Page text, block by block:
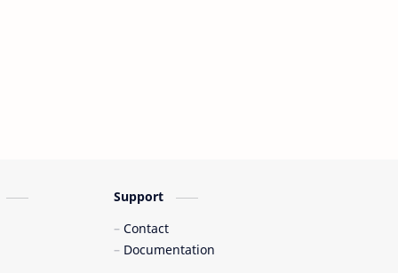
Support
Contact
Documentation